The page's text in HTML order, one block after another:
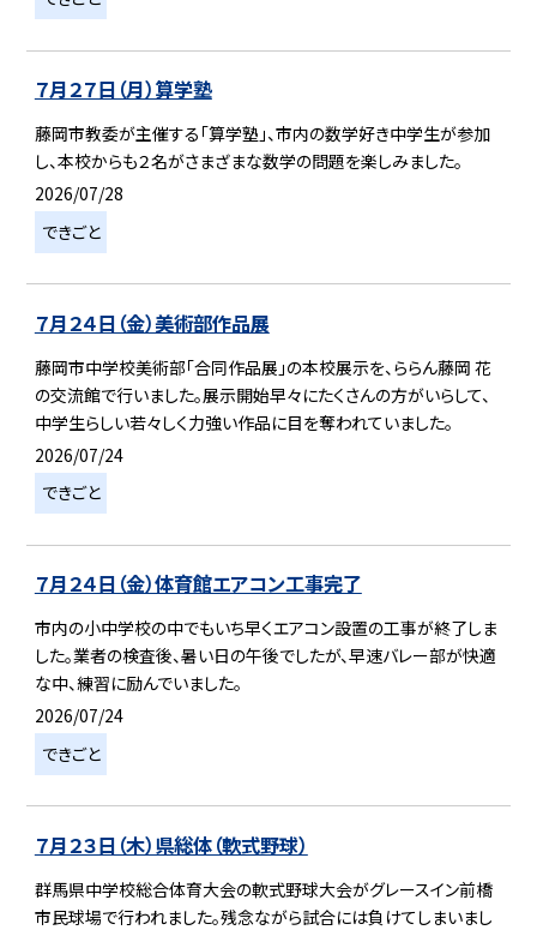
７月２７日（月）算学塾
藤岡市教委が主催する「算学塾」、市内の数学好き中学生が参加
し、本校からも２名がさまざまな数学の問題を楽しみました。
2026/07/28
できごと
７月２４日（金）美術部作品展
藤岡市中学校美術部「合同作品展」の本校展示を、ららん藤岡 花
の交流館で行いました。展示開始早々にたくさんの方がいらして、
中学生らしい若々しく力強い作品に目を奪われていました。
2026/07/24
できごと
７月２４日（金）体育館エアコン工事完了
市内の小中学校の中でもいち早くエアコン設置の工事が終了しま
した。業者の検査後、暑い日の午後でしたが、早速バレー部が快適
な中、練習に励んでいました。
2026/07/24
できごと
７月２３日（木）県総体（軟式野球）
群馬県中学校総合体育大会の軟式野球大会がグレースイン前橋
市民球場で行われました。残念ながら試合には負けてしまいまし